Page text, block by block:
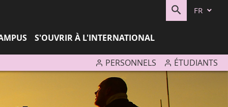
FR
S'OUVRIR À L'INTERNATIONAL
PERSONNELS ÉTUDIANTS